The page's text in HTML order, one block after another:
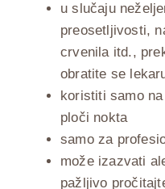
u slučaju
preosetljivosti,
crvenila itd.,
obratite se
koristiti samo
ploči nokta
samo za
može izazvati
pažljivo